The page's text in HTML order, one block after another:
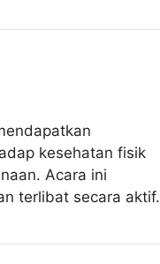
kesehatan fisik
Acara ini
terlibat secara aktif.